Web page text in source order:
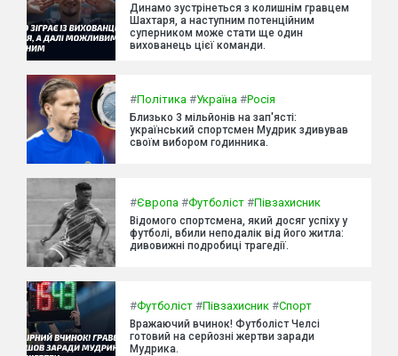
Динамо зустрінеться з колишнім гравцем
Шахтаря, а наступним потенційним
суперником може стати ще один
вихованець цієї команди.
#Політика #Україна #Росія
Близько 3 мільйонів на зап'ясті:
український спортсмен Мудрик здивував
своїм вибором годинника.
#Європа #Футболіст #Півзахисник
Відомого спортсмена, який досяг успіху у
футболі, вбили неподалік від його житла:
дивовижні подробиці трагедії.
#Футболіст #Півзахисник #Спорт
Вражаючий вчинок! Футболіст Челсі
готовий на серйозні жертви заради
Мудрика.